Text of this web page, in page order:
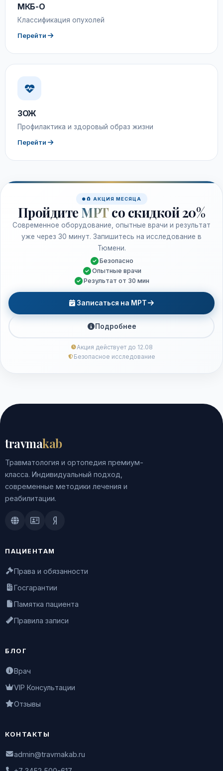
МКБ-О
Классификация опухолей
Перейти
ЗОЖ
Профилактика и здоровый образ жизни
Перейти
🧲 АКЦИЯ МЕСЯЦА
Пройдите МРТ со скидкой 20%
Современное оборудование, опытные врачи и результат
уже через 30 минут. Запишитесь на исследование в
Тюмени.
Безопасно
Опытные врачи
Результат от 30 мин
Записаться на МРТ
Подробнее
Акция действует до 12.08
Безопасное исследование
travmakab
Травматология и ортопедия премиум-
класса. Индивидуальный подход,
современные методики лечения и
реабилитации.
Doctu.ruПроДокторов
Яндекс.Здоровье
ПАЦИЕНТАМ
Права и обязанности
Госгарантии
Памятка пациента
Правила записи
БЛОГ
Врач
VIP Консультации
Отзывы
КОНТАКТЫ
admin@travmakab.ru